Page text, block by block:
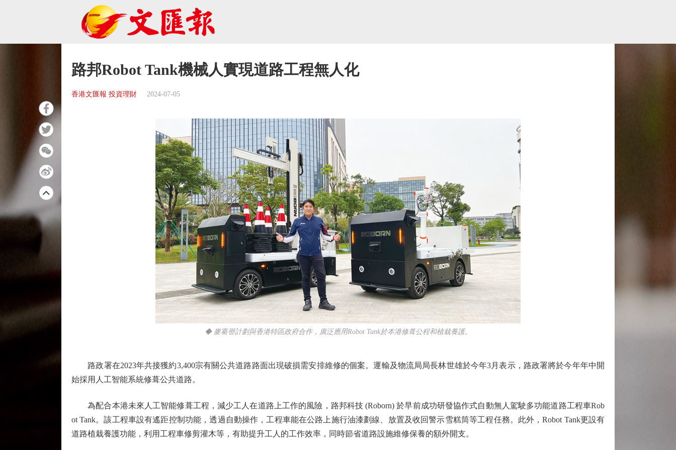
路邦Robot Tank機械人實現道路工程無人化
香港文匯報 投資理財 2024-07-05
◆ 麥騫譽計劃與香港特區政府合作，廣泛應用Robot Tank於本港修葺公程和植栽養護。
路政署在2023年共接獲約3,400宗有關公共道路路面出現破損需安排維修的個案。運輸及物流局局長林世雄於今年3月表示，路政署將於今年年中開
始採用人工智能系統修葺公共道路。
為配合本港未來人工智能修葺工程，減少工人在道路上工作的風險，路邦科技 (Roborn) 於早前成功研發協作式自動無人駕駛多功能道路工程車Rob
ot Tank。該工程車設有遙距控制功能，透過自動操作，工程車能在公路上施行油漆劃線、放置及收回警示雪糕筒等工程任務。此外，Robot Tank更設有
道路植栽養護功能，利用工程車修剪灌木等，有助提升工人的工作效率，同時節省道路設施維修保養的額外開支。